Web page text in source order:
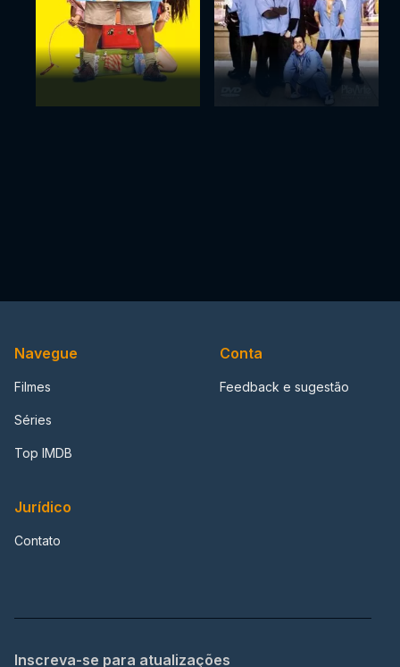
Navegue
Filmes
Séries
Top IMDB
Conta
Feedback e sugestão
Jurídico
Contato
Inscreva-se para atualizações